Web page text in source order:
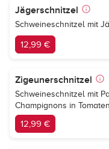
Jägerschnitzel
Schweineschnitzel mit
12,99 €
Zigeunerschnitzel
Schweineschnitzel mit
Champignons in
12,99 €